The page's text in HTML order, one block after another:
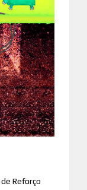
Reforço